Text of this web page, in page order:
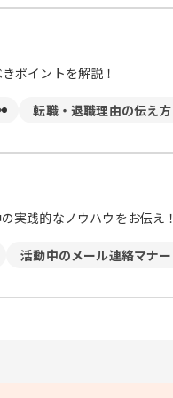
ポイントを解説！
転職・退職理由の伝え方
実践的なノウハウをお伝え！
活動中のメール連絡マナー